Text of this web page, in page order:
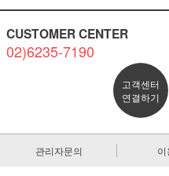
CUSTOMER CENTER
02)6235-7190
고객센터
연결하기
관리자문의